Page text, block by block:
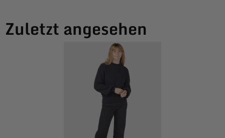
Zuletzt angesehen